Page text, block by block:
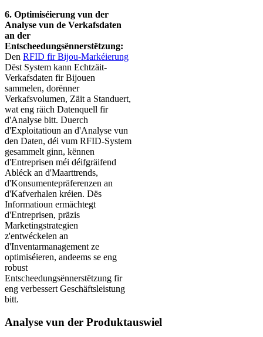
6. Optimiséierung vun der
Analyse vun de Verkafsdaten
an der
Entscheedungsënnerstëtzung:
Den RFID fir Bijou-Markéierung
Dëst System kann Echtzäit-
Verkafsdaten fir Bijouen
sammelen, dorënner
Verkafsvolumen, Zäit a Standuert,
wat eng räich Datenquell fir
d'Analyse bitt. Duerch
d'Exploitatioun an d'Analyse vun
den Daten, déi vum RFID-System
gesammelt ginn, kënnen
d'Entreprisen méi déifgräifend
Abléck an d'Maarttrends,
d'Konsumentepräferenzen an
d'Kafverhalen kréien. Dës
Informatioun ermächtegt
d'Entreprisen, präzis
Marketingstrategien
z'entwéckelen an
d'Inventarmanagement ze
optimiséieren, andeems se eng
robust
Entscheedungsënnerstëtzung fir
eng verbessert Geschäftsleistung
bitt.
Analyse vun der Produktauswiel